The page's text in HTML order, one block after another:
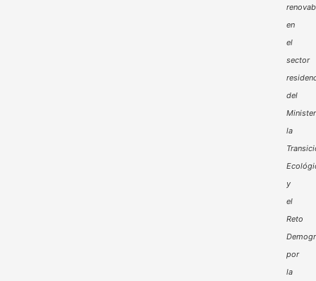
en
el
sector
del
la
y
el
Reto
por
la